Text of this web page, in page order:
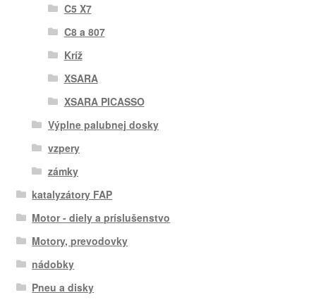
C5 X7
C8 a 807
Kríž
XSARA
XSARA PICASSO
Výplne palubnej dosky
vzpery
zámky
katalyzátory FAP
Motor - diely a príslušenstvo
Motory, prevodovky
nádobky
Pneu a disky